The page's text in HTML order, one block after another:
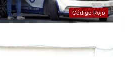
Código Rojo